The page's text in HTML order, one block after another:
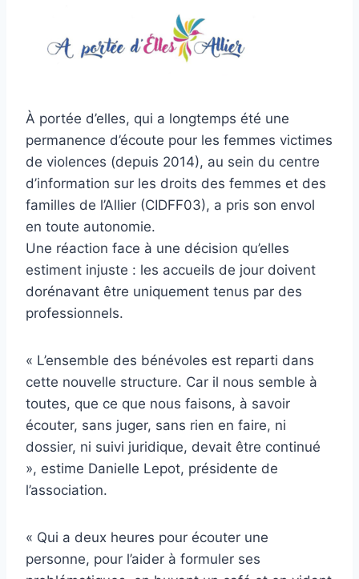
À portée d’elles, qui a longtemps été une
permanence d’écoute pour les femmes victimes
de violences (depuis 2014), au sein du centre
d’information sur les droits des femmes et des
familles de l’Allier (CIDFF03), a pris son envol
en toute autonomie.
Une réaction face à une décision qu’elles
estiment injuste : les accueils de jour doivent
dorénavant être uniquement tenus par des
professionnels.
« L’ensemble des bénévoles est reparti dans
cette nouvelle structure. Car il nous semble à
toutes, que ce que nous faisons, à savoir
écouter, sans juger, sans rien en faire, ni
dossier, ni suivi juridique, devait être continué
», estime Danielle Lepot, présidente de
l’association.
« Qui a deux heures pour écouter une
personne, pour l’aider à formuler ses